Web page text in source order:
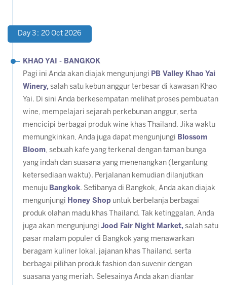
Day 3 : 20 Oct 2026
KHAO YAI - BANGKOK
Pagi ini Anda akan diajak mengunjungi PB Valley Khao Yai
Winery, salah satu kebun anggur terbesar di kawasan Khao
Yai. Di sini Anda berkesempatan melihat proses pembuatan
wine, mempelajari sejarah perkebunan anggur, serta
mencicipi berbagai produk wine khas Thailand. Jika waktu
memungkinkan, Anda juga dapat mengunjungi Blossom
Bloom, sebuah kafe yang terkenal dengan taman bunga
yang indah dan suasana yang menenangkan (tergantung
ketersediaan waktu). Perjalanan kemudian dilanjutkan
menuju Bangkok. Setibanya di Bangkok, Anda akan diajak
mengunjungi Honey Shop untuk berbelanja berbagai
produk olahan madu khas Thailand. Tak ketinggalan, Anda
juga akan mengunjungi Jood Fair Night Market, salah satu
pasar malam populer di Bangkok yang menawarkan
beragam kuliner lokal, jajanan khas Thailand, serta
berbagai pilihan produk fashion dan suvenir dengan
suasana yang meriah. Selesainya Anda akan diantar